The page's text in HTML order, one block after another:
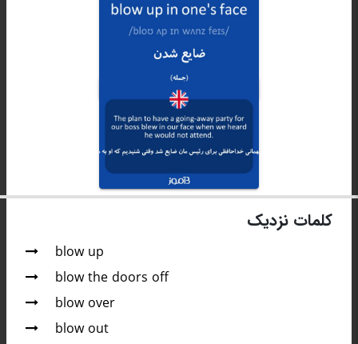
کلمات نزدیک
blow up
blow the doors off
blow over
blow out